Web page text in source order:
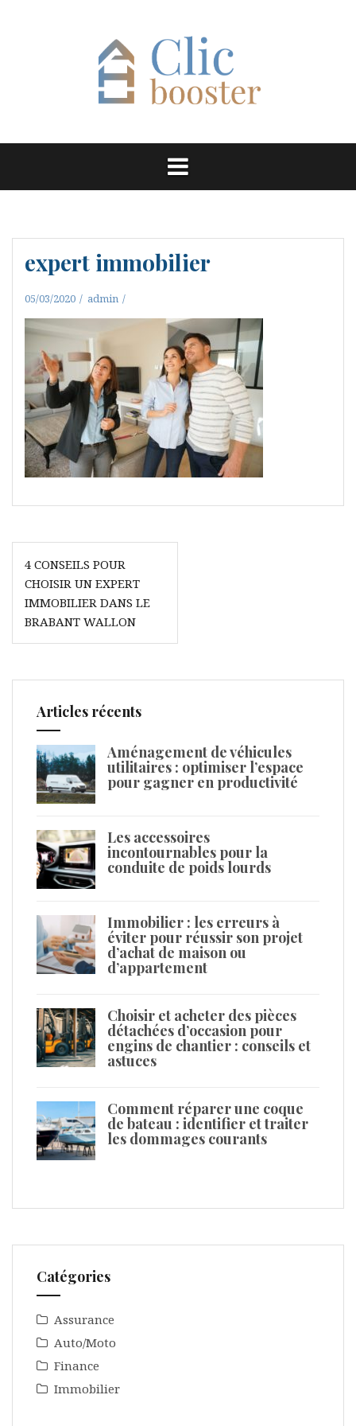
expert immobilier
05/03/2020 admin
Navigation
de
l’article
4 CONSEILS POUR
CHOISIR UN EXPERT
IMMOBILIER DANS LE
BRABANT WALLON
Articles récents
Aménagement de véhicules
utilitaires : optimiser l’espace
pour gagner en productivité
Les accessoires
incontournables pour la
conduite de poids lourds
Immobilier : les erreurs à
éviter pour réussir son projet
d’achat de maison ou
d’appartement
Choisir et acheter des pièces
détachées d’occasion pour
engins de chantier : conseils et
astuces
Comment réparer une coque
de bateau : identifier et traiter
les dommages courants
Catégories
Assurance
Auto/Moto
Finance
Immobilier